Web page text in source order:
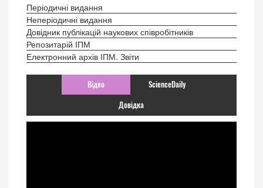
Періодичні видання
Неперіодичні видання
Довідник публікацій наукових співробітників
Репозитарій ІПМ
Електронний архів ІПМ. Звіти
Відео ScienceDaily
Довідка